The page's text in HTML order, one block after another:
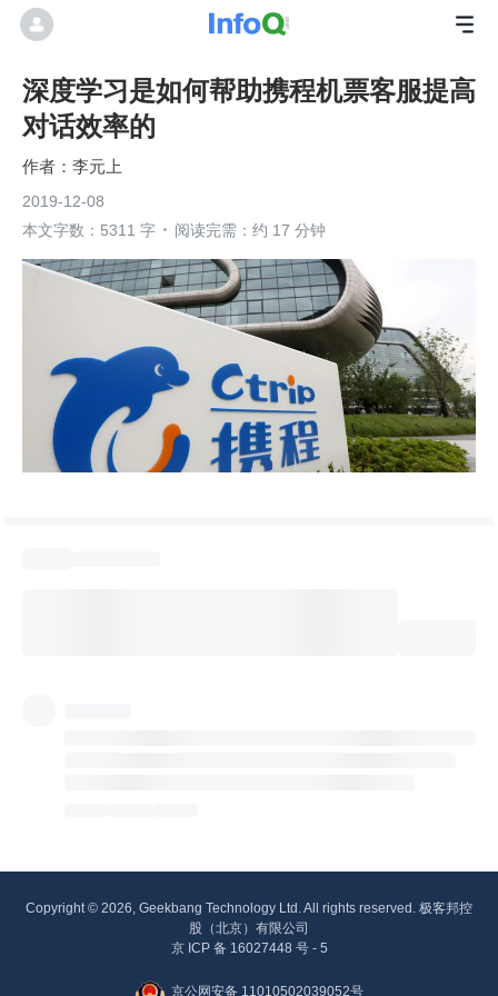
深度学习是如何帮助携程机票客服提高
对话效率的
李元上
2019-12-08
本文字数：5311 字
阅读完需：约 17 分钟
Copyright © 2026, Geekbang Technology Ltd. All rights reserved. 极客邦控
股（北京）有限公司
京 ICP 备 16027448 号 - 5
京公网安备 11010502039052号